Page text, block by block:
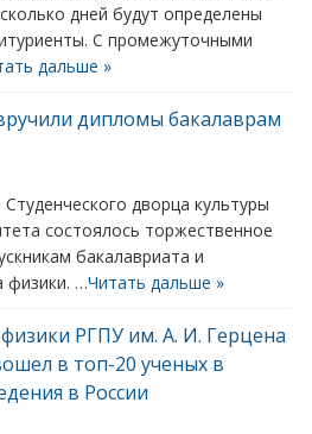
дней будут определены
С промежуточными
дальше »
дипломы бакалаврам
дворца культуры
состоялось торжественное
бакалавриата и
физики. …Читать дальше »
РГПУ им. А. И. Герцена
в топ-20 ученых в
в России